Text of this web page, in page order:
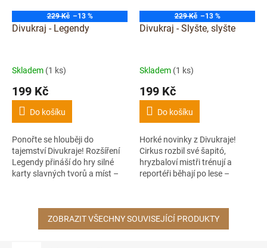
229 Kč –13 %
Divukraj - Legendy
Skladem (1 ks)
199 Kč
Do košíku
Ponořte se hlouběji do
tajemství Divukraje! Rozšíření
Legendy přináší do hry silné
karty slavných tvorů a míst –
229 Kč –13 %
Divukraj - Slyšte, slyšte
Skladem (1 ks)
199 Kč
Do košíku
Horké novinky z Divukraje!
Cirkus rozbil své šapitó,
hryzbaloví mistři trénují a
reportéři běhají po lese –
a...
ZOBRAZIT VŠECHNY SOUVISEJÍCÍ PRODUKTY